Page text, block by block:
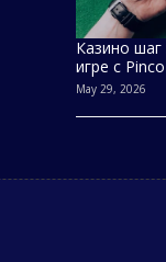
Казино
игре с Pinco
May 29, 2026